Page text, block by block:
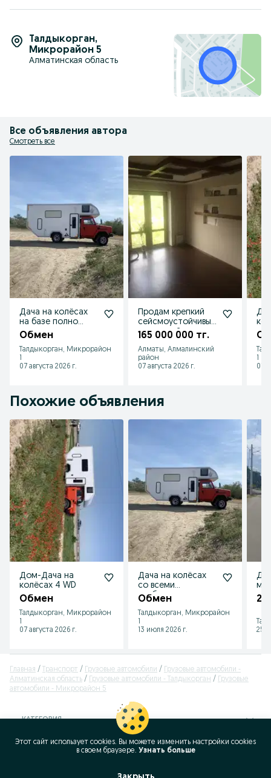
Талдыкорган,
Микрорайон 5
Алматинская область
Все объявления автора
Смотреть все
Дача на колёсах
на базе полно
приводного пикапа
Обмен
Талдыкорган, Микрорайон
1
07 августа 2026 г.
Продам крепкий
сейсмоустойчивый
кирпичный дом
плато
165 000 000 тг.
Алматы, Алмалинский
район
07 августа 2026 г.
1
07
Похожие объявления
Дом-Дача на
колёсах 4 WD
Обмен
Талдыкорган, Микрорайон
1
07 августа 2026 г.
Дача на колёсах
со всеми
удобствами
Обмен
Талдыкорган, Микрорайон
1
13 июля 2026 г.
м
23
25
Главная Транспорт Грузовые автомобили
Грузовые автомобили -
Алматинская область
Грузовые автомобили - Талдыкорган
Грузовые
автомобили - Микрорайон 5
КАТЕГОРИЯ
Этот сайт использует cookies. Вы можете изменить настройки cookies
в своeм браузере. Узнать больше